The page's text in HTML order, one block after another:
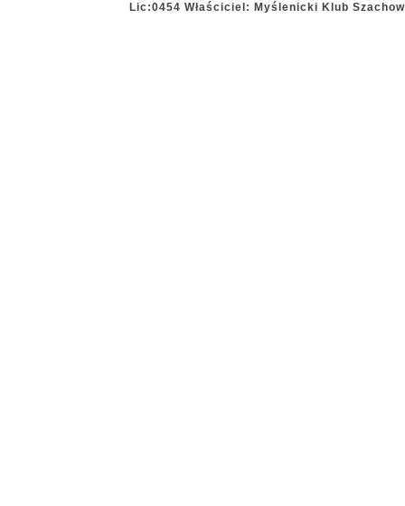
Lic:0454 Właściciel: Myślenicki Klub